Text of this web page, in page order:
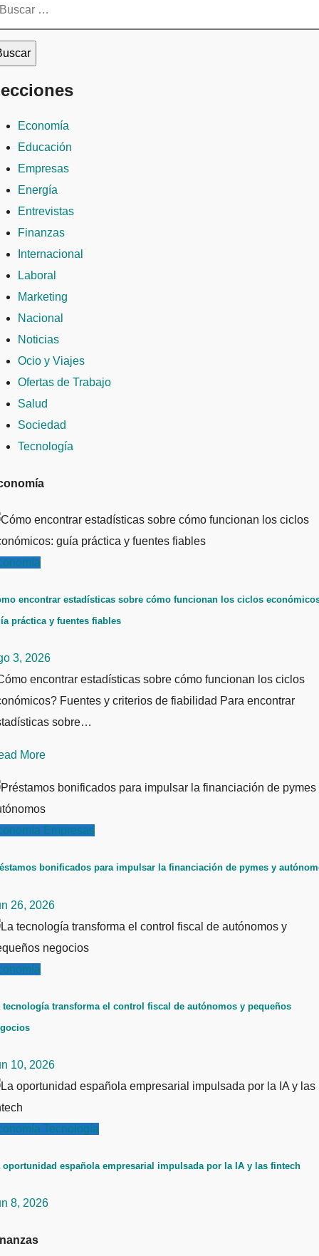
Economía
Educación
Empresas
Energía
Entrevistas
Finanzas
Internacional
Laboral
Marketing
Nacional
Noticias
Ocio y Viajes
Ofertas de Trabajo
Salud
Sociedad
Tecnología
encontrar estadísticas sobre cómo funcionan los ciclos
práctica y fuentes fiables
3, 2026
encontrar estadísticas sobre cómo funcionan los ciclos
Fuentes y criterios de fiabilidad Para encontrar
sobre…
More
Empresas
bonificados para impulsar la financiación de pymes y
26, 2026
tecnología transforma el control fiscal de autónomos y pequeños
10, 2026
Tecnología
oportunidad española empresarial impulsada por la IA y las fintech
8, 2026